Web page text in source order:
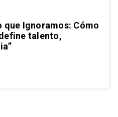
que Ignoramos: Cómo
talento,